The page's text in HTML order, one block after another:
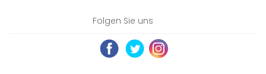
Folgen Sie uns